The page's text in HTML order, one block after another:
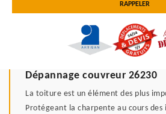
Dépannage couvreur 26230
La toiture est un élément des plus
Protégeant la charpente au cours